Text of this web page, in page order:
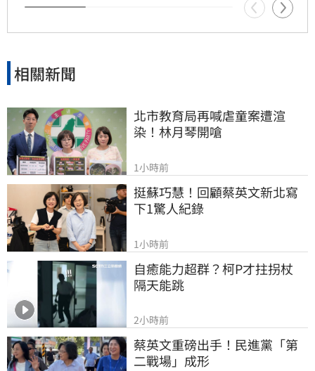
相關新聞
北市教育局再喊虐童案遭渲
染！林月琴開嗆
1小時前
挺蘇巧慧！回顧蔡英文新北寫
下1驚人紀錄
1小時前
自癒能力超群？柯P才拄拐杖
隔天能跳
2小時前
蔡英文重磅出手！民進黨「第
二戰場」成形